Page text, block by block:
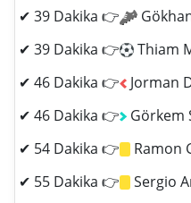
✔ 39 Dakika 👉
✔ 39 Dakika 👉
Thiam
✔ 46 Dakika 👉
Jorman
✔ 46 Dakika 👉 Görkem
✔ 54 Dakika 👉
Ramon
✔ 55 Dakika 👉
Sergio